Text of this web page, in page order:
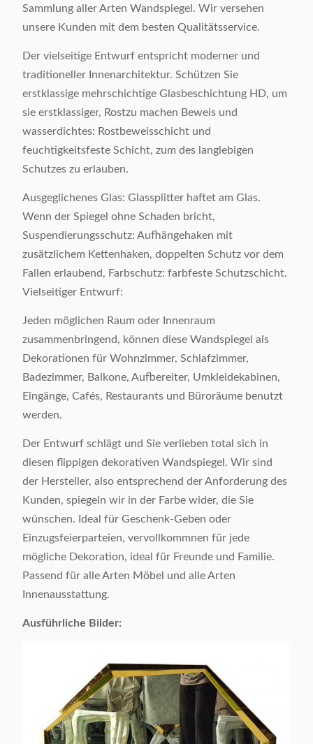
Sammlung aller Arten Wandspiegel. Wir versehen
unsere Kunden mit dem besten Qualitätsservice.
Der vielseitige Entwurf entspricht moderner und
traditioneller Innenarchitektur. Schützen Sie
erstklassige mehrschichtige Glasbeschichtung HD, um
sie erstklassiger, Rostzu machen Beweis und
wasserdichtes: Rostbeweisschicht und
feuchtigkeitsfeste Schicht, zum des langlebigen
Schutzes zu erlauben.
Ausgeglichenes Glas: Glassplitter haftet am Glas.
Wenn der Spiegel ohne Schaden bricht,
Suspendierungsschutz: Aufhängehaken mit
zusätzlichem Kettenhaken, doppelten Schutz vor dem
Fallen erlaubend, Farbschutz: farbfeste Schutzschicht.
Vielseitiger Entwurf:
Jeden möglichen Raum oder Innenraum
zusammenbringend, können diese Wandspiegel als
Dekorationen für Wohnzimmer, Schlafzimmer,
Badezimmer, Balkone, Aufbereiter, Umkleidekabinen,
Eingänge, Cafés, Restaurants und Büroräume benutzt
werden.
Der Entwurf schlägt und Sie verlieben total sich in
diesen flippigen dekorativen Wandspiegel. Wir sind
der Hersteller, also entsprechend der Anforderung des
Kunden, spiegeln wir in der Farbe wider, die Sie
wünschen. Ideal für Geschenk-Geben oder
Einzugsfeierparteien, vervollkommnen für jede
mögliche Dekoration, ideal für Freunde und Familie.
Passend für alle Arten Möbel und alle Arten
Innenausstattung.
Ausführliche Bilder: